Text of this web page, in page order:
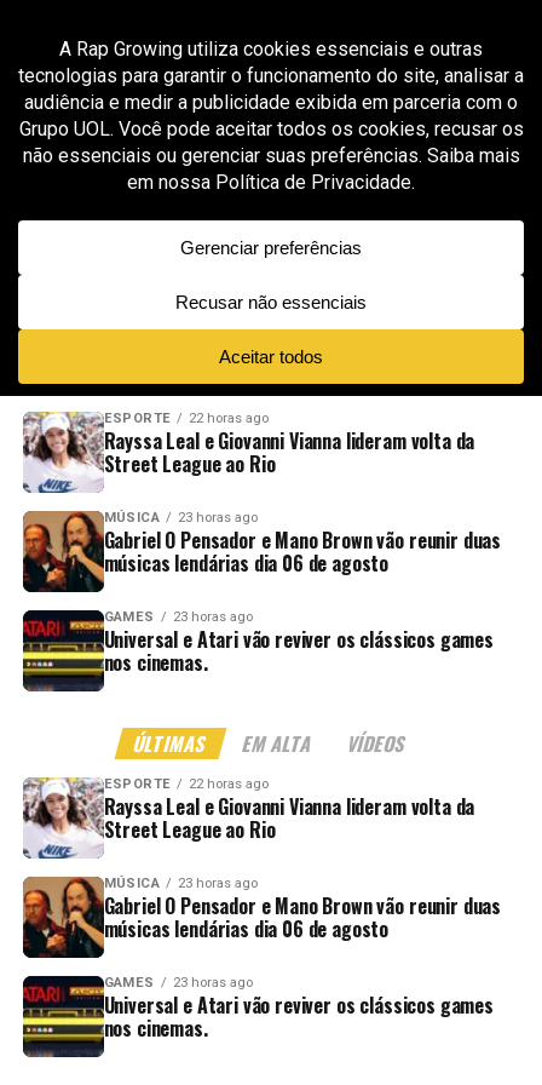
All posts tagged "profissionalismo no rap"
GROOVER X RAP GROWING 8 meses ago
ManMan Beezy mostra foco, precisão e
confiança em “Pull Up With God”
NOVIDADES EM ALTA VÍDEOS
ESPORTE 22 horas ago
Rayssa Leal e Giovanni Vianna lideram volta da
Street League ao Rio
MÚSICA 23 horas ago
Gabriel O Pensador e Mano Brown vão reunir duas
músicas lendárias dia 06 de agosto
GAMES 23 horas ago
Universal e Atari vão reviver os clássicos games
nos cinemas.
ÚLTIMAS EM ALTA VÍDEOS
ESPORTE 22 horas ago
Rayssa Leal e Giovanni Vianna lideram volta da
Street League ao Rio
MÚSICA 23 horas ago
Gabriel O Pensador e Mano Brown vão reunir duas
músicas lendárias dia 06 de agosto
GAMES 23 horas ago
Universal e Atari vão reviver os clássicos games
nos cinemas.